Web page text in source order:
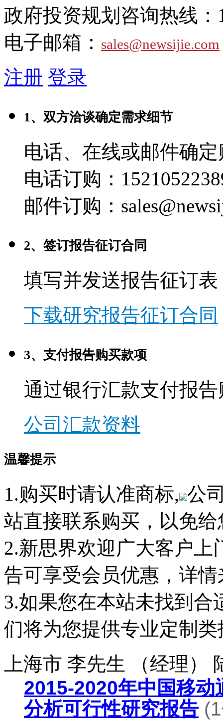
政府投资规划咨询热线：
电子邮箱： sales@newsijie.com
注册 登录
1、双方洽谈确定需求细节
电话、在线或邮件确
电话订购：
邮件订购：
2、签订报告征订合同
填写并发送报告征订表
下载研究报告征订合同
3、支付报告购买款项
通过银行汇款支付报
公司汇款资料
温馨提示
1.购买时请认准商标, 公
站直接联系购买，以免
2.新思界欢迎广大客户
告可享受会员优惠，详
3.如果您在本站未找到
们将为您提供专业定制类
上海市 李先生 （经理）
2015-2020年中国移
分析可行性研究报告(1